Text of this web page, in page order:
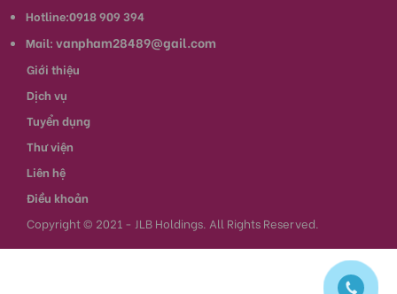
Hotline:0918 909 394
Mail: vanpham28489@gail.com
Giới thiệu
Dịch vụ
Tuyển dụng
Thư viện
Liên hệ
Điều khoản
Copyright © 2021 - JLB Holdings. All Rights Reserved.